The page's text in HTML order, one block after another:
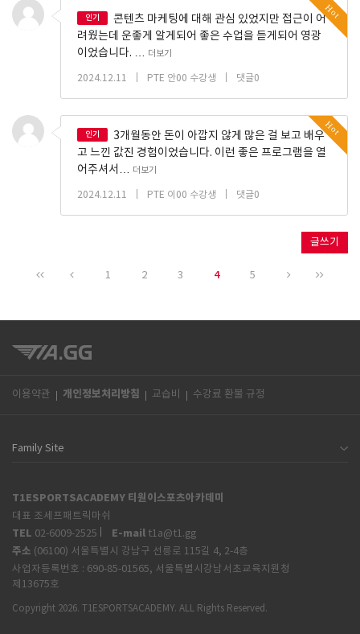
Hot
인기
콘텐츠 마케팅에 대해 관심 있었지만 접근이 어
려웠는데 운좋게 알게되어 좋은 수업을 듣게되어 영광
이었습니다. … 더보기
2024.12.11 PTE 안00 수강생 댓글0
Hot
인기
3개월동안 돈이 아깝지 않게 많은 걸 보고 배우
고 느낀 값진 경험이었습니다. 이런 좋은 프로그램을 열
어주셔서… 더보기
2024.12.11 PTE 이00 수강생 댓글0
글쓰기
1 2 3 4 5
이용약관 개인정보처리방침 교습비 수강료 환불 규정
T1ESPORTSACADEMY 티원이스포츠아카데미
대표 조세프패트릭마쉬
TEL 02-6009-2525 E-mail t1a@t1.gg
주소 (06100) 서울특별시 강남구 선릉로 115길 4, 2-4층
사업자등록번호 : 690-85-01565, 서울특별시강남서초교육지원청
제13675호
Copyright 2026. T1ESPORTSACADEMY. ALL Rights Reserved.